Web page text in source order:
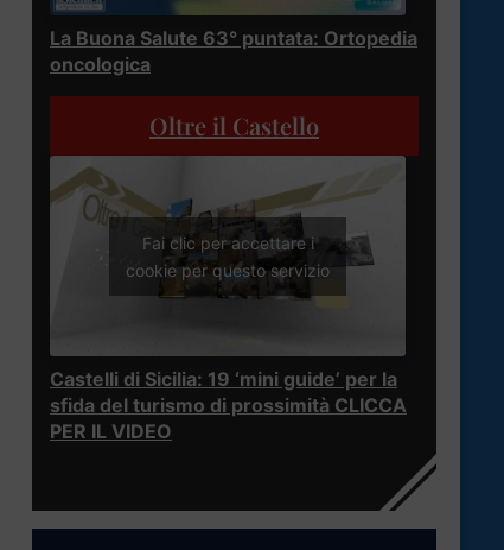
La Buona Salute 63° puntata: Ortopedia
oncologica
Oltre il Castello
Fai clic per accettare i
cookie per questo servizio
Castelli di Sicilia: 19 ‘mini guide’ per la
sfida del turismo di prossimità CLICCA
PER IL VIDEO